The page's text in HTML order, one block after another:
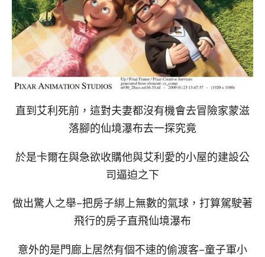
直到艾利死前，這對夫妻都沒有機會去冒險家蒙滋
落腳的仙境瀑布去一探究竟
於是卡爾在與急欲收購他與艾利愛的小屋的建設公
司逼迫之下
做出驚人之舉–把房子綁上無數的氣球，打算駕駛著
飛行的房子直飛仙境瀑布
意外的是門廊上居然有個不速的偷渡客–童子軍小